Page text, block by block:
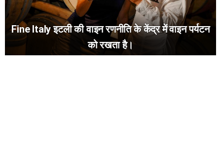
Fine Italy इटली की वाइन रणनीति के केंद्र में वाइन पर्यटन
को रखता है।